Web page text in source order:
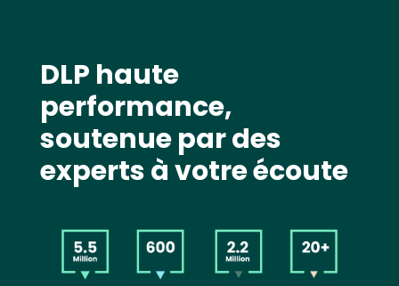
DLP haute
performance,
soutenue par des
experts à votre écoute
Image